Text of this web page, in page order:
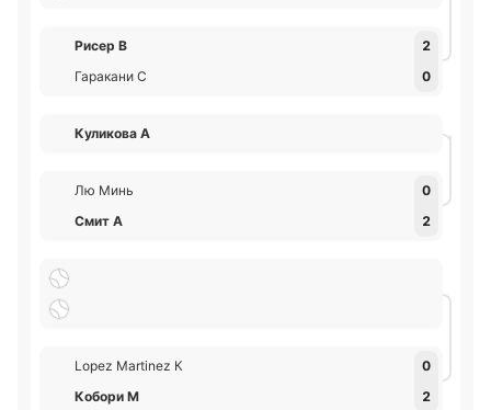
Рисер В
2
Гаракани С
0
Куликова А
Лю Минь
0
Смит А
2
Lopez Martinez К
0
Кобори М
2